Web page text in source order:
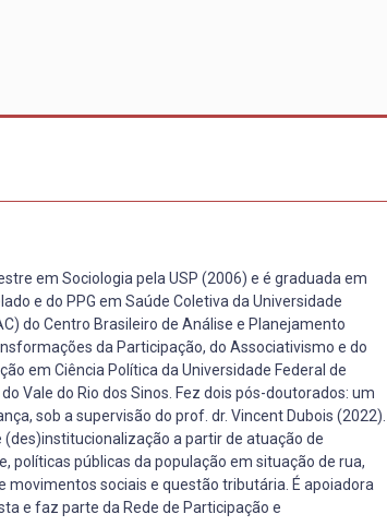
em Sociologia pela USP (2006) e é graduada em
e do PPG em Saúde Coletiva da Universidade
do Centro Brasileiro de Análise e Planejamento
da Participação, do Associativismo e do
em Ciência Política da Universidade Federal de
Vale do Rio dos Sinos. Fez dois pós-doutorados: um
sob a supervisão do prof. dr. Vincent Dubois (2022).
a partir de atuação de
políticas públicas da população em situação de rua,
sociais e questão tributária. É apoiadora
e faz parte da Rede de Participação e